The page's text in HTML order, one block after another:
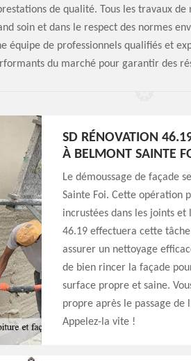
de qualité. Tous les travaux
soin et dans le respect des normes
équipe de professionnels qualifiés et
du marché pour garantir des
SD RÉNOVATION
À BELMONT SAINTE
Le démoussage de façade
Sainte Foi. Cette opération
incrustées dans les joints et
46.19 effectuera cette
assurer un nettoyage
de bien rincer la façade
surface propre et saine.
propre après le passage de
Appelez-la vite !